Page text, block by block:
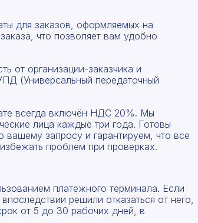
для заказов, оформляемых на
что позволяет вам удобно
от организации-заказчика и
(Универсальный передаточный
всегда включён НДС 20%. Мы
лица каждые три года. Готовы
вашему запросу и гарантируем, что все
проблем при проверках.
платежного терминала. Если
решили отказаться от него,
от 5 до 30 рабочих дней, в
Рассчитать смету
форму ниже, чтобы получить точный
Мы свяжемся с вами в кратчайшие
номер телефона
бесплатную консультацию по нашим
и актуальным ценам на металлопрокат